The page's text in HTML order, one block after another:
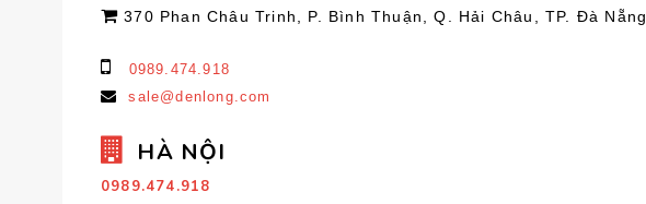
370 Phan Châu Trinh, P. Bình Thuận, Q. Hải Châu, TP. Đà Nẵng
0989.474.918
sale@denlong.com
HÀ NỘI
0989.474.918